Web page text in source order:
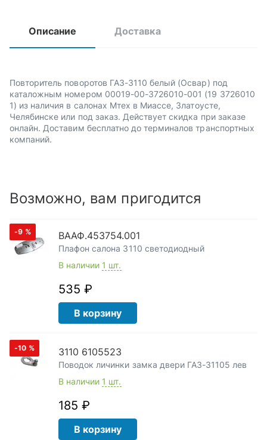
Описание Доставка
Повторитель поворотов ГАЗ-3110 белый (Освар) под
каталожным номером 00019-00-3726010-001 (19 3726010
1) из наличия в салонах Мтех в Миассе, Златоусте,
Челябинске или под заказ. Действует скидка при заказе
онлайн. Доставим бесплатно до терминалов транспортных
компаний.
Возможно, вам пригодится
-9 % ВААФ.453754.001
Плафон салона 3110 светодиодный
В наличии 1 шт.
535 ₽
В корзину
-10 % 3110 6105523
Поводок личинки замка двери ГАЗ-31105 лев
В наличии 1 шт.
185 ₽
В корзину